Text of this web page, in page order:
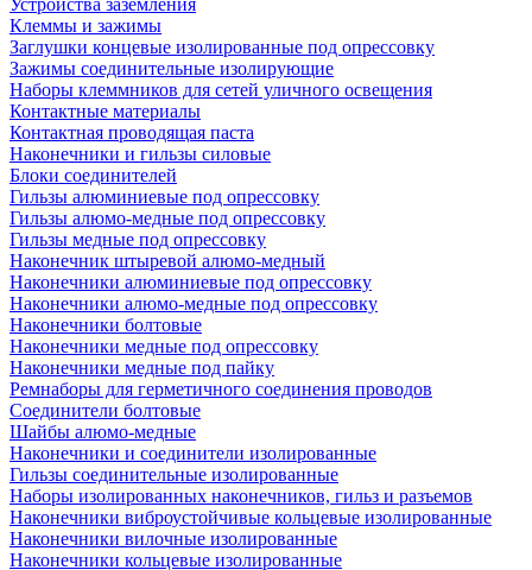
Устройства заземления
Клеммы и зажимы
Заглушки концевые изолированные под опрессовку
Зажимы соединительные изолирующие
Наборы клеммников для сетей уличного освещения
Контактные материалы
Контактная проводящая паста
Наконечники и гильзы силовые
Блоки соединителей
Гильзы алюминиевые под опрессовку
Гильзы алюмо-медные под опрессовку
Гильзы медные под опрессовку
Наконечник штыревой алюмо-медный
Наконечники алюминиевые под опрессовку
Наконечники алюмо-медные под опрессовку
Наконечники болтовые
Наконечники медные под опрессовку
Наконечники медные под пайку
Ремнаборы для герметичного соединения проводов
Соединители болтовые
Шайбы алюмо-медные
Наконечники и соединители изолированные
Гильзы соединительные изолированные
Наборы изолированных наконечников, гильз и разъемов
Наконечники виброустойчивые кольцевые изолированные
Наконечники вилочные изолированные
Наконечники кольцевые изолированные